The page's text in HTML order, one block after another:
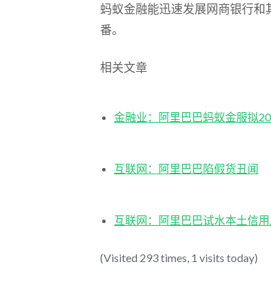
蚂蚁金融能迅速发展网商银行
番。
相关文章
金融业：阿里巴巴蚂蚁金服拟
互联网：阿里巴巴陷假货丑闻
互联网：阿里巴巴试水本土信
(Visited 293 times, 1 visits today)